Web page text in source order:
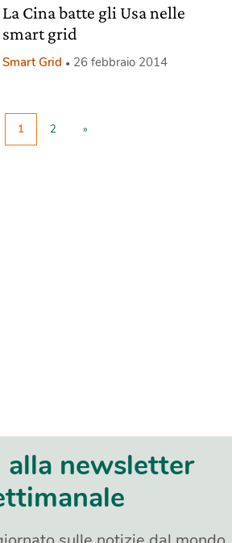
La Cina batte gli Usa nelle
smart grid
Smart Grid 26 febbraio 2014
1 2 »
newsletter